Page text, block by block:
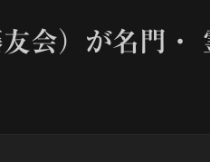
会）が名門・